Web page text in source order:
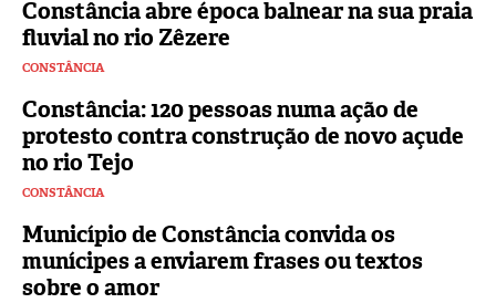
Constância abre época balnear na sua praia
fluvial no rio Zêzere
CONSTÂNCIA
Constância: 120 pessoas numa ação de
protesto contra construção de novo açude
no rio Tejo
CONSTÂNCIA
Município de Constância convida os
munícipes a enviarem frases ou textos
sobre o amor